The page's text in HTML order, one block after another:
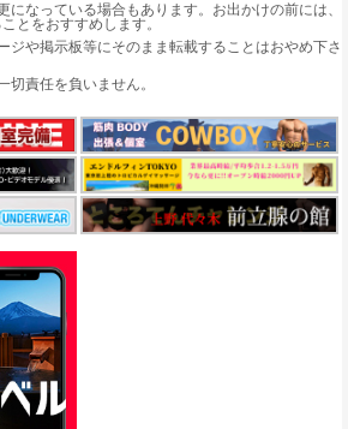
になっている場合もあります。お出かけの前には、
とをおすすめします。
ジや掲示板等にそのまま転載することはおやめ下さ
切責任を負いません。